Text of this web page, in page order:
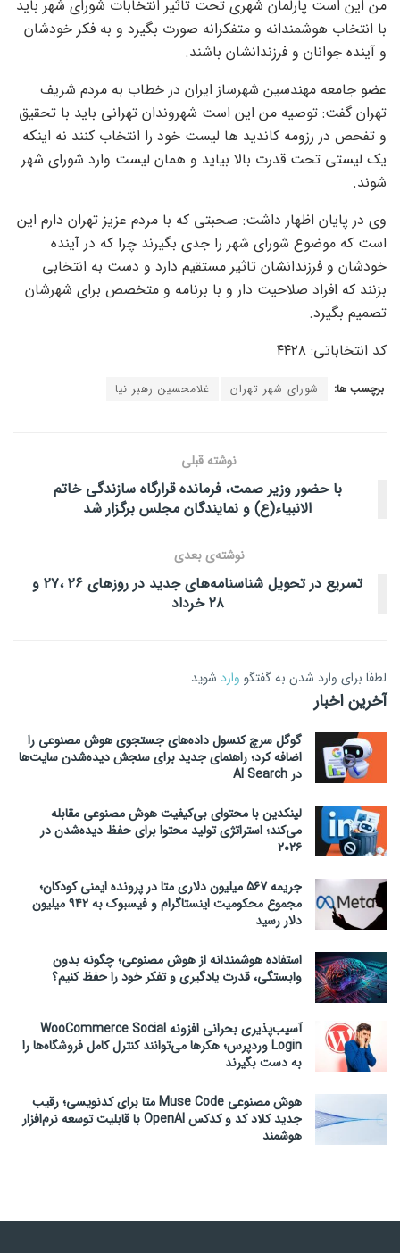
من این است پارلمان شهری تحت تاثیر انتخابات شورای شهر باید
با انتخاب هوشمندانه و متفکرانه صورت بگیرد و به فکر خودشان
و آینده جوانان و فرزندانشان باشند.
عضو جامعه مهندسین شهرساز ایران در خطاب به مردم شریف
تهران گفت: توصیه من این است شهروندان تهرانی باید با تحقیق
و تفحص در رزومه کاندید ها لیست خود را انتخاب کنند نه اینکه
یک لیستی تحت قدرت بالا بیاید و همان لیست وارد شورای شهر
شوند.
وی در پایان اظهار داشت: صحبتی که با مردم عزیز تهران دارم این
است که موضوع شورای شهر را جدی بگیرند چرا که در آینده
خودشان و فرزندانشان تاثیر مستقیم دارد و دست به انتخابی
بزنند که افراد صلاحیت دار و با برنامه و متخصص برای شهرشان
تصمیم بگیرد.
کد انتخاباتی: ۴۴۲۸
برچسب ها: شورای شهر تهران غلامحسین رهبر نیا
نوشته قبلی
با حضور وزیر صمت، فرمانده قرارگاه سازندگی خاتم
الانبیاء(ع) و نمایندگان مجلس برگزار شد
نوشته‌ی بعدی
تسریع در تحویل شناسنامه‌های جدید در روزهای ۲۶ ،۲۷ و
۲۸ خرداد
لطفاَ برای وارد شدن به گفتگو وارد شوید
آخرین اخبار
گوگل سرچ کنسول داده‌های جستجوی هوش مصنوعی را
اضافه کرد؛ راهنمای جدید برای سنجش دیده‌شدن سایت‌ها
در AI Search
لینکدین با محتوای بی‌کیفیت هوش مصنوعی مقابله
می‌کند؛ استراتژی تولید محتوا برای حفظ دیده‌شدن در
۲۰۲۶
جریمه ۵۶۷ میلیون دلاری متا در پرونده ایمنی کودکان؛
مجموع محکومیت اینستاگرام و فیسبوک به ۹۴۲ میلیون
دلار رسید
استفاده هوشمندانه از هوش مصنوعی؛ چگونه بدون
وابستگی، قدرت یادگیری و تفکر خود را حفظ کنیم؟
آسیب‌پذیری بحرانی افزونه WooCommerce Social
Login وردپرس؛ هکرها می‌توانند کنترل کامل فروشگاه‌ها را
به دست بگیرند
هوش مصنوعی Muse Code متا برای کدنویسی؛ رقیب
جدید کلاد کد و کدکس OpenAI با قابلیت توسعه نرم‌افزار
هوشمند